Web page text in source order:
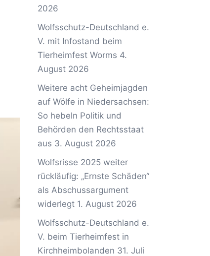
2026
Wolfsschutz-Deutschland e.
V. mit Infostand beim
Tierheimfest Worms 4.
August 2026
Weitere acht Geheimjagden
auf Wölfe in Niedersachsen:
So hebeln Politik und
Behörden den Rechtsstaat
aus 3. August 2026
Wolfsrisse 2025 weiter
rückläufig: „Ernste Schäden“
als Abschussargument
widerlegt 1. August 2026
Wolfsschutz-Deutschland e.
V. beim Tierheimfest in
Kirchheimbolanden 31. Juli